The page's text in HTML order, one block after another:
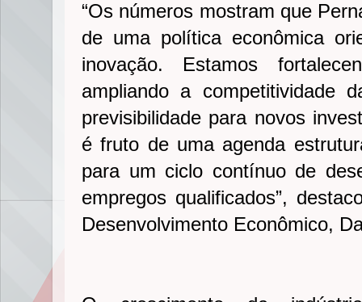
“Os números mostram que
de uma política econômica
inovação. Estamos
ampliando a competitividade
previsibilidade para novos
é fruto de uma agenda
para um ciclo contínuo de
empregos qualificados”,
Desenvolvimento Econômico,